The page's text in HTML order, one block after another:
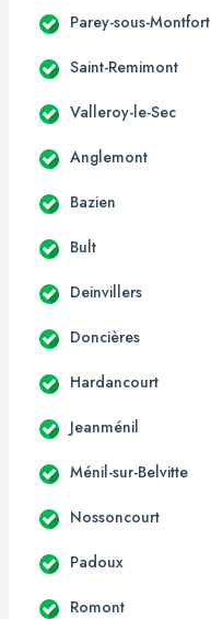
Parey-sous-Montfort
Saint-Remimont
Valleroy-le-Sec
Anglemont
Bazien
Bult
Deinvillers
Doncières
Hardancourt
Jeanménil
Ménil-sur-Belvitte
Nossoncourt
Padoux
Romont